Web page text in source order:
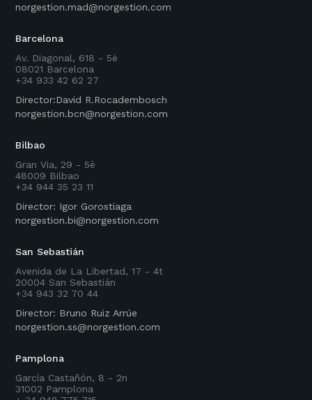
norgestion.mad@norgestion.com
Barcelona
Av. Diagonal, 618 - 5è
08021 Barcelona
+34 933 42 62 27
Director:David R.Rocadembosch
norgestion.bcn@norgestion.com
Bilbao
Gran Via, 29 - 5è
48009 Bilbao
+34 944 35 23 11
Director: Igor Gorostiaga
norgestion.bi@norgestion.com
San Sebastián
Avenida de La Libertad, 17 - 4t
20004 San Sebastián
+34 943 32 70 44
Director: Bruno Ruiz Arrúe
norgestion.ss@norgestion.com
Pamplona
García Castañón, 8 - 2n
31002 Pamplona